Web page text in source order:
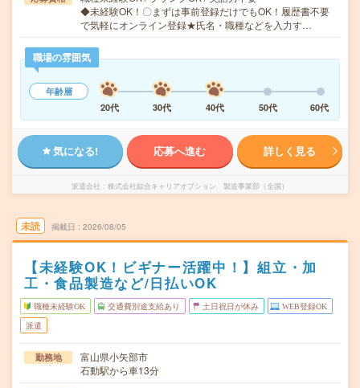
◆未経験OK！〇まずは事前登録だけでもOK！履歴書不要
で気軽にオンライン登録★氏名・職種などを入力す…
職場の雰囲気
年齢層
20代
30代 40代 50代 60代
気になる! 応募へ進む 詳しく見る
派遣会社 株式会社綜合キャリアオプション 製造事業部（全国）
未読 掲載日 2026/08/05
【未経験OK！ビギナー活躍中！】組立・加
工・食品製造など/日払いOK
職種未経験OK 交通費別途支給あり 土日祝日が休み WEB登録OK
派遣
勤務地
富山県小矢部市
石動駅から車13分